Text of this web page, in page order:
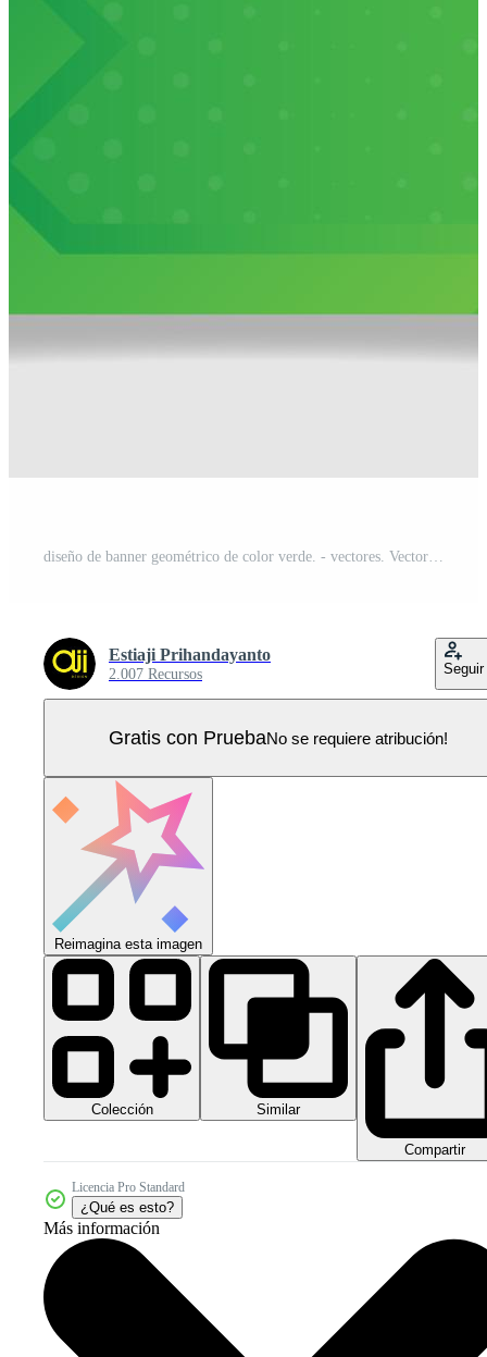
diseño de banner geométrico de color verde. - vectores. Vector Pro
Estiaji Prihandayanto
2.007 Recursos Seguir
Gratis con PruebaNo se requiere atribución!
Reimagina esta imagen
Colección Similar
Compartir
Licencia Pro Standard
¿Qué es esto?
Más información